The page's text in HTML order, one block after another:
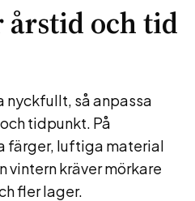
årstid och tid
nyckfullt, så anpassa
tidpunkt. På
färger, luftiga material
vintern kräver mörkare
fler lager.